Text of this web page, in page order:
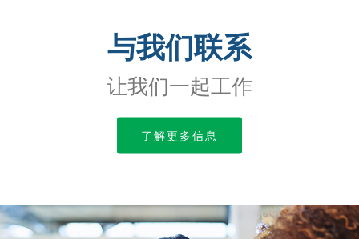
与我们联系
让我们一起工作
了解更多信息